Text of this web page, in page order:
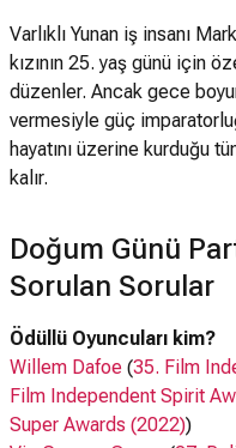
Varlıklı Yunan iş insanı
kızının 25. yaş günü için
düzenler. Ancak gece
vermesiyle güç
hayatını üzerine kurduğu
kalır.
Doğum Günü
Sorulan Sorular
Ödüllü Oyuncuları kim?
Willem Dafoe (35. Film
Film Independent Spirit
Super Awards (2022))